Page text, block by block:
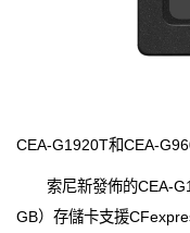
CEA-G1920T和CEA-
索尼新發佈的CEA-
GB）存儲卡支援